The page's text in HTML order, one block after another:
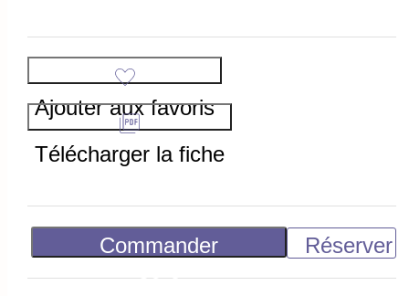
Ajouter aux favoris
Télécharger la fiche
Commander
Réserver